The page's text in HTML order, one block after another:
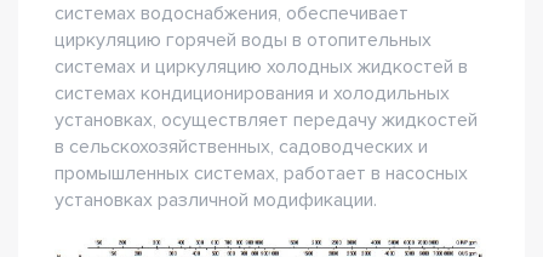
системах водоснабжения, обеспечивает
циркуляцию горячей воды в отопительных
системах и циркуляцию холодных жидкостей в
системах кондиционирования и холодильных
установках, осуществляет передачу жидкостей
в сельскохозяйственных, садоводческих и
промышленных системах, работает в насосных
установках различной модификации.